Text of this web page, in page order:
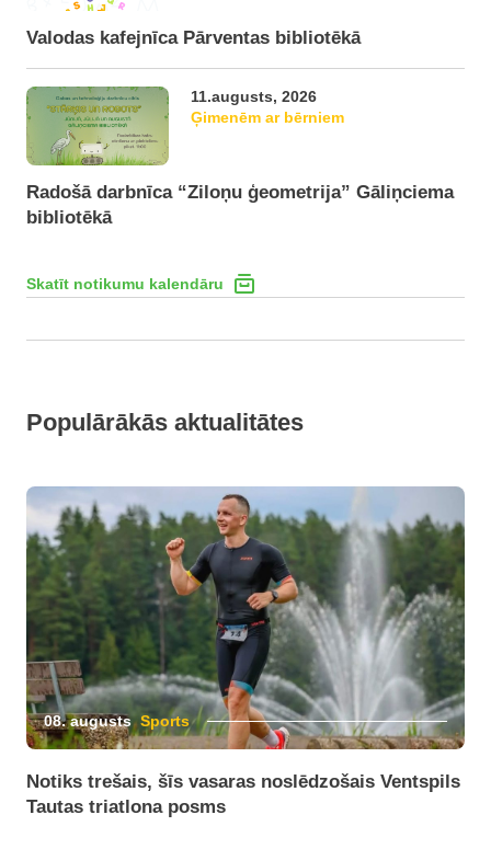
Valodas kafejnīca Pārventas bibliotēkā
11.augusts, 2026
Ģimenēm ar bērniem
Radošā darbnīca “Ziloņu ģeometrija” Gāliņciema
bibliotēkā
Skatīt notikumu kalendāru
Populārākās aktualitātes
08. augusts Sports
Notiks trešais, šīs vasaras noslēdzošais Ventspils
Tautas triatlona posms